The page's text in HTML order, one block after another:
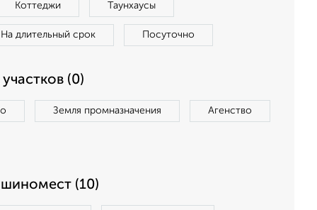
Коттеджи Таунхаусы
На длительный срок Посуточно
(0)
Земля промназначения Агенство
(10)